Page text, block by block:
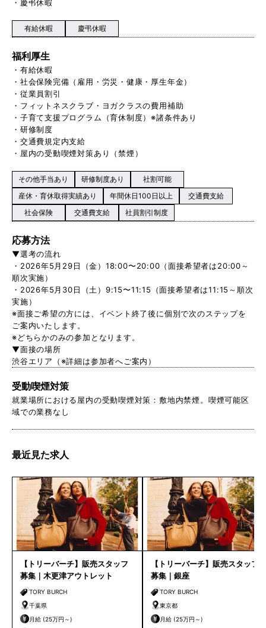
・慶弔休暇
有給休暇 慶弔休暇
福利厚生
・有給休暇
・社会保険完備（雇用・労災・健康・厚生年金）
・従業員割引
・フィットネスクラブ・ヨガクラスの費用補助
・子育て支援プログラム（育休制度）※諸条件あり
・研修制度
・交通費規定内支給
・屋内の受動喫煙対策あり（禁煙）
その他手当あり 研修制度あり
社割可能
産休・育休取得実績あり
年間休日100日以上
交通費支給
社会保険
交通費支給 社員割引制度
応募方法
▼選考の流れ
・2026年5月29日（金）18:00〜20:00（面接希望者は20:00～
順次実施）
・2026年5月30日（土）9:15〜11:15（面接希望者は11:15～順次
実施）
※面接ご希望の方には、イベント終了後に個別で次のステップを
ご案内いたします。
※どちらかのみの参加となります。
▼面接の場所
渋谷エリア（※詳細は参加者へご案内）
受動喫煙対策
就業場所における屋内の受動喫煙対策：敷地内禁煙。喫煙可能区
域での業務なし
最近見た求人
【トリーバーチ】販売スタッフ
募集｜木更津アウトレット
TORY BURCH
千葉県
月給 (25万円～)
【トリーバーチ】販売スタッフ
募集｜銀座
TORY BURCH
東京都
月給 (25万円～)